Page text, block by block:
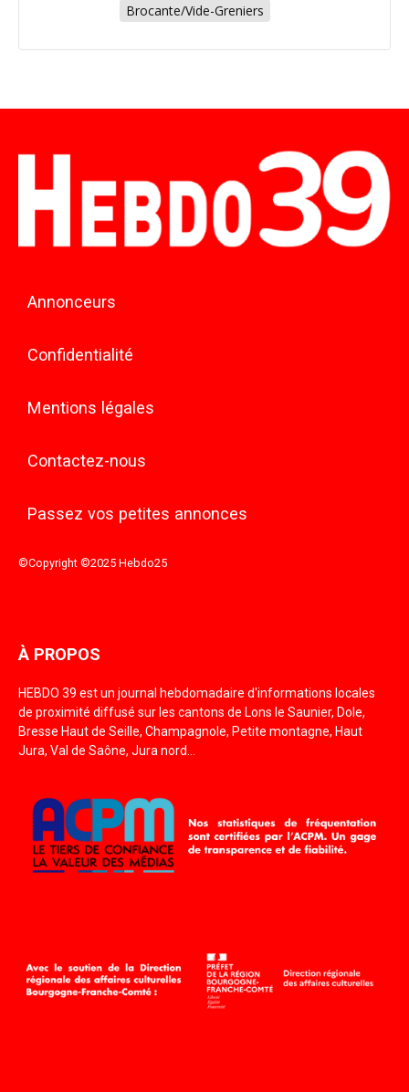
Brocante/Vide-Greniers